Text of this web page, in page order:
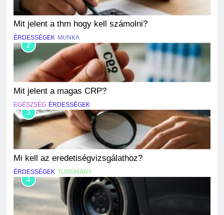
Mit jelent a thm hogy kell számolni?
ÉRDESSÉGEK MUNKA
2
Mit jelent a magas CRP?
EGÉSZSÉG ÉRDESSÉGEK
3
Mi kell az eredetiségvizsgálathoz?
ÉRDESSÉGEK TUDOMÁNY
4